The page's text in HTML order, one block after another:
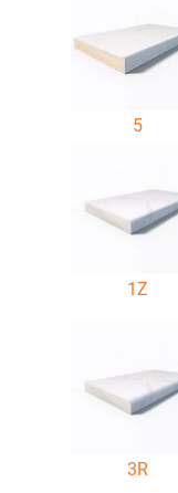
5
1Z
3R